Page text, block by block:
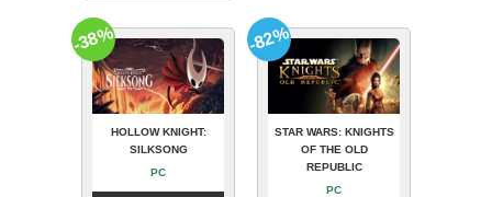
HOLLOW KNIGHT:
SILKSONG
PC
-38%
STAR WARS: KNIGHTS
OF THE OLD
REPUBLIC
PC
-82%